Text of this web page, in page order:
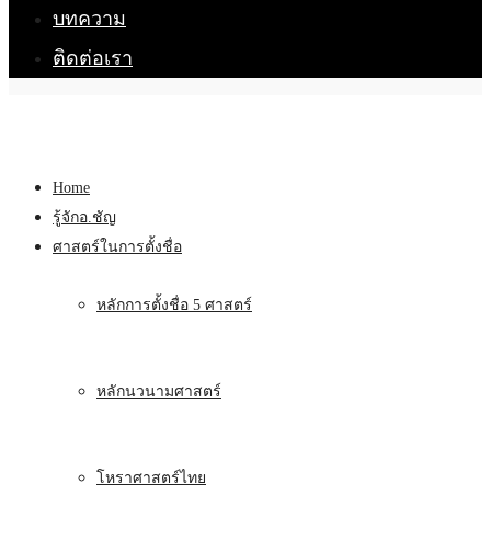
บทความ
ติดต่อเรา
Home
รู้จักอ.ชัญ
ศาสตร์ในการตั้งชื่อ
หลักการตั้งชื่อ 5 ศาสตร์
หลักนวนามศาสตร์
โหราศาสตร์ไทย